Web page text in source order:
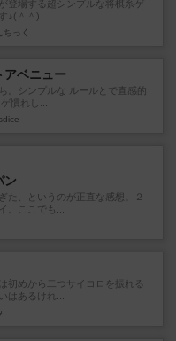
登場する超シンプルな将棋系ゲ
♪(＾＾)...
ちっく
アベニュー
。シンプルな ルールとで直感的
慣れし...
ン
た、というのが正直な感想。２
。ここでも...
初めから二つサイコロを振れる
はあるけれ...